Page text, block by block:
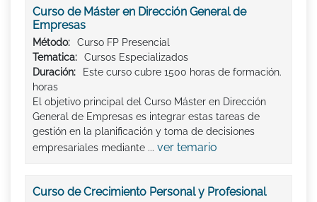
Curso de Máster en Dirección General de
Empresas
Método:
Curso FP Presencial
Tematica:
Cursos Especializados
Duración:
Este curso cubre 1500 horas de formación.
horas
El objetivo principal del Curso Máster en Dirección
General de Empresas es integrar estas tareas de
gestión en la planificación y toma de decisiones
empresariales mediante ... ver temario
Curso de Crecimiento Personal y Profesional